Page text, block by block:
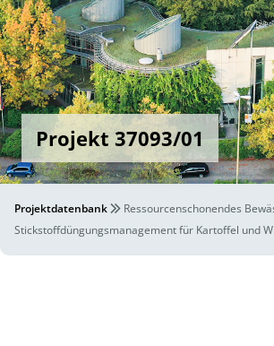
Projekt 37093/01
Projektdatenbank
Ressourcenschonendes
Stickstoffdüngungsmanagement für Kartoffel und